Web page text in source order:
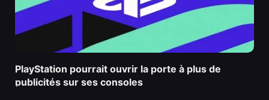
PlayStation pourrait ouvrir la porte à plus de
publicités sur ses consoles